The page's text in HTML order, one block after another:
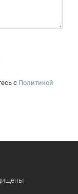
c Политикой